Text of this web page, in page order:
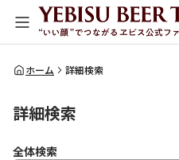
全体検索
ホーム 詳細検索
詳細検索
全体検索